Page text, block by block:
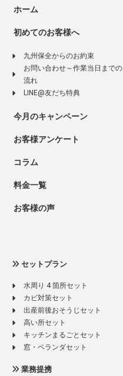
ホーム
初めてのお客様へ
九州保全からのお約束
お問い合わせ～作業当日までの
流れ
LINE@友だち特典
今月のキャンペーン
お客様アンケート
コラム
料金一覧
お客様の声
セットプラン
水周り 4 箇所セット
カビ対策セット
出産前後おそうじセット
高い所セット
キッチンまるごとセット
窓・ベランダセット
業務提携